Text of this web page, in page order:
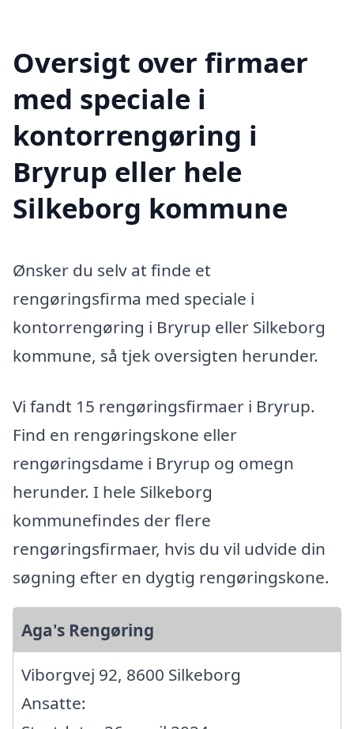
Oversigt over firmaer
med speciale i
kontorrengøring i
Bryrup eller hele
Silkeborg kommune
Ønsker du selv at finde et
rengøringsfirma med speciale i
kontorrengøring i Bryrup eller Silkeborg
kommune, så tjek oversigten herunder.
Vi fandt 15 rengøringsfirmaer i Bryrup.
Find en rengøringskone eller
rengøringsdame i Bryrup og omegn
herunder. I hele Silkeborg
kommunefindes der flere
rengøringsfirmaer, hvis du vil udvide din
søgning efter en dygtig rengøringskone.
Aga's Rengøring
Viborgvej 92, 8600 Silkeborg
Ansatte: